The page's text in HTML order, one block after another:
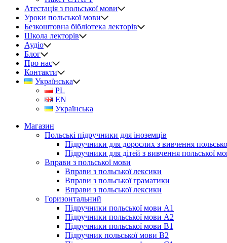
Атестація з польської мови
Уроки польської мови
Безкоштовна бібліотека лекторів
Школа лекторів
Аудіо
Блог
Про нас
Контакти
Українська
PL
EN
Українська
Магазин
Польські підручники для іноземців
Підручники для дорослих з вивчення
Підручники для дітей з вивчення польської
Вправи з польської мови
Вправи з польської лексики
Вправи з польської граматики
Вправи з польської лексики
Горизонтальний
Підручники польської мови А1
Підручники польської мови А2
Підручники польської мови B1
Підручник польської мови B2